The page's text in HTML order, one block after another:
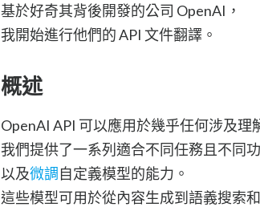
基於好奇其背後開發的公司 OpenAI，
我開始進行他們的 API 文件翻譯。
概述
OpenAI API 可以應用於幾乎任何涉及理
我們提供了一系列適合不同任務且不同
以及微調自定義模型的能力。
這些模型可用於從內容生成到語義搜索